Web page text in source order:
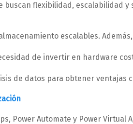
buscan flexibilidad, escalabilidad y
escalables.
de invertir en hardware
de datos para obtener ventajas
Power Automate y Power Virtual